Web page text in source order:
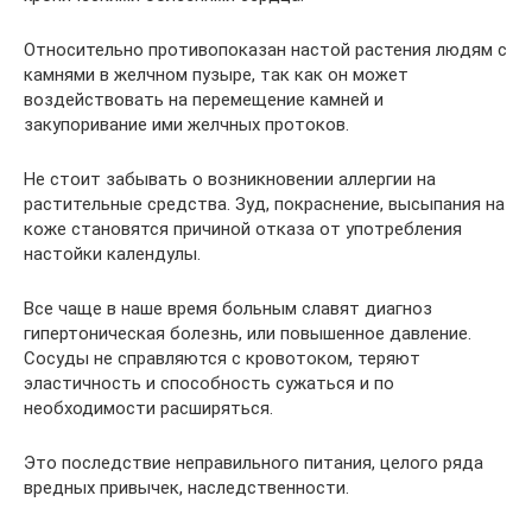
Относительно противопоказан настой растения людям с
камнями в желчном пузыре, так как он может
воздействовать на перемещение камней и
закупоривание ими желчных протоков.
Не стоит забывать о возникновении аллергии на
растительные средства. Зуд, покраснение, высыпания на
коже становятся причиной отказа от употребления
настойки календулы.
Все чаще в наше время больным славят диагноз
гипертоническая болезнь, или повышенное давление.
Сосуды не справляются с кровотоком, теряют
эластичность и способность сужаться и по
необходимости расширяться.
Это последствие неправильного питания, целого ряда
вредных привычек, наследственности.